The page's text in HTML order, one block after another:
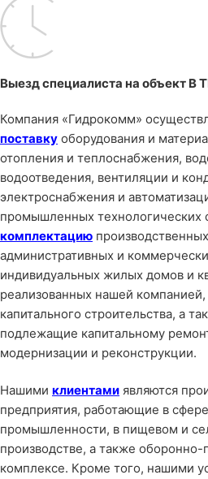
Выезд специалиста на объект
Компания «Гидрокомм»
поставку оборудования и
отопления и теплоснабжения,
водоотведения, вентиляции и
электроснабжения и
промышленных
комплектацию
административных и
индивидуальных жилых домов и
реализованных нашей
капитального строительства, а
подлежащие капитальному
модернизации и реконструкции.
Нашими клиентами являются
предприятия, работающие в
промышленности, в пищевом и
производстве, а также
комплексе. Кроме того, нашими